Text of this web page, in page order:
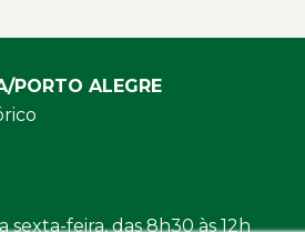
PORTO ALEGRE
feira, das 8h30 às 12h